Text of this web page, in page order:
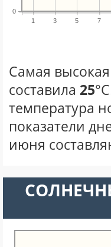
1 3 5 7
0
Самая
составила 25
температура
показатели
июня